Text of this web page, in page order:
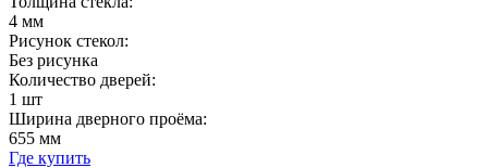
4 мм
Рисунок стекол:
Без рисунка
Количество дверей:
1 шт
Ширина дверного проёма:
655 мм
Где купить